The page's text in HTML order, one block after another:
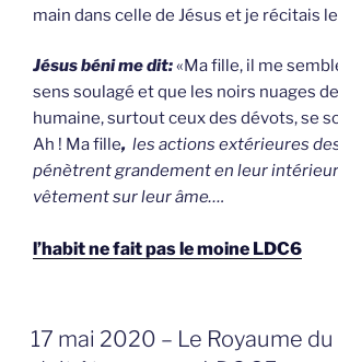
main dans celle de Jésus et je récitais
Jésus béni me dit:«Ma fille, il me
sens soulagé et que les noirs nuages
humaine, surtout ceux des dévots, se
Ah ! Ma fille, les actions extérieures
pénètrent grandement en leur
vêtement sur leur âme….
l’habit ne fait pas le moine LDC6
GEPLAATST
OP
17 mai 2020 – Le Royaume